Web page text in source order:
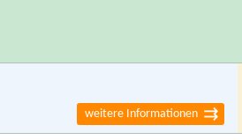
weitere Informationen